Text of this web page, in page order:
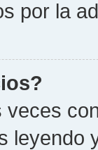
por la
leyendo